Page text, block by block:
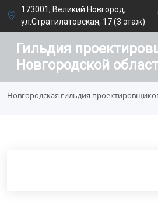
173001, Великий Новгород,
ул.Стратилатовская, 17 (3 этаж)
Гильдия
Новгородской
Новгородская гильдия